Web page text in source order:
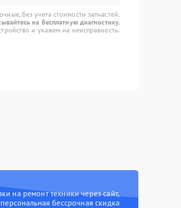
без учета стоимости запчастей.
на бесплатную диагностику.
и укажем на неисправность.
на ремонт техники через сайт,
персональная бессрочная скидка